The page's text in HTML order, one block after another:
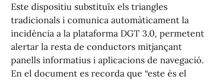
Este dispositiu substituïx els triangles
tradicionals i comunica automàticament la
incidència a la plataforma DGT 3.0, permetent
alertar la resta de conductors mitjançant
panells informatius i aplicacions de navegació.
En el document es recorda que “este és el